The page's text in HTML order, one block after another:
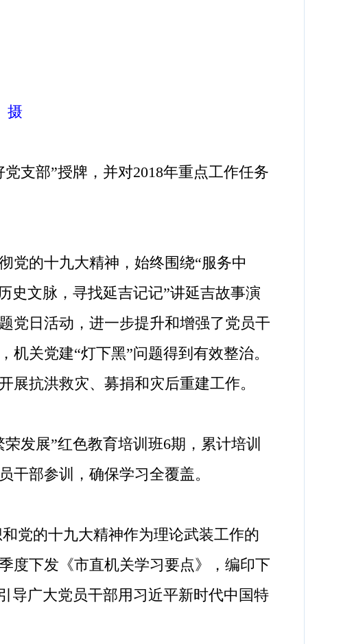
摄
支部”授牌，并对2018年重点工作任务
的十九大精神，始终围绕“服务中
史文脉，寻找延吉记记”讲延吉故事演
党日活动，进一步提升和增强了党员干
关党建“灯下黑”问题得到有效整治。
展抗洪救灾、募捐和灾后重建工作。
发展”红色教育培训班6期，累计培训
干部参训，确保学习全覆盖。
党的十九大精神作为理论武装工作的
度下发《市直机关学习要点》，编印下
导广大党员干部用习近平新时代中国特